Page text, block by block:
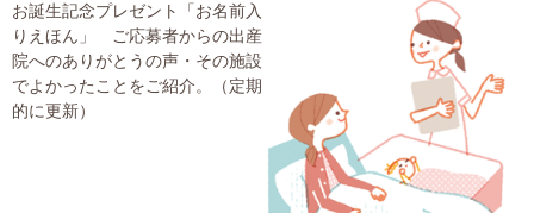
お誕生記念プレゼント「お名前入
りえほん」 ご応募者からの出産
院へのありがとうの声・その施設
でよかったことをご紹介。（定期
的に更新）